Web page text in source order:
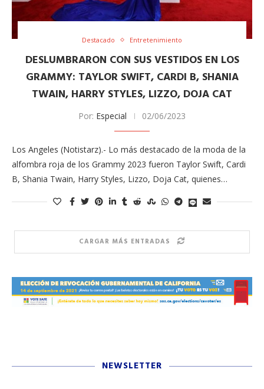
Destacado Entretenimiento
DESLUMBRARON CON SUS VESTIDOS EN LOS
GRAMMY: TAYLOR SWIFT, CARDI B, SHANIA
TWAIN, HARRY STYLES, LIZZO, DOJA CAT
Por: Especial 02/06/2023
Los Angeles (Notistarz).- Lo más destacado de la moda de la
alfombra roja de los Grammy 2023 fueron Taylor Swift, Cardi
B, Shania Twain, Harry Styles, Lizzo, Doja Cat, quienes…
CARGAR MÁS ENTRADAS
NEWSLETTER